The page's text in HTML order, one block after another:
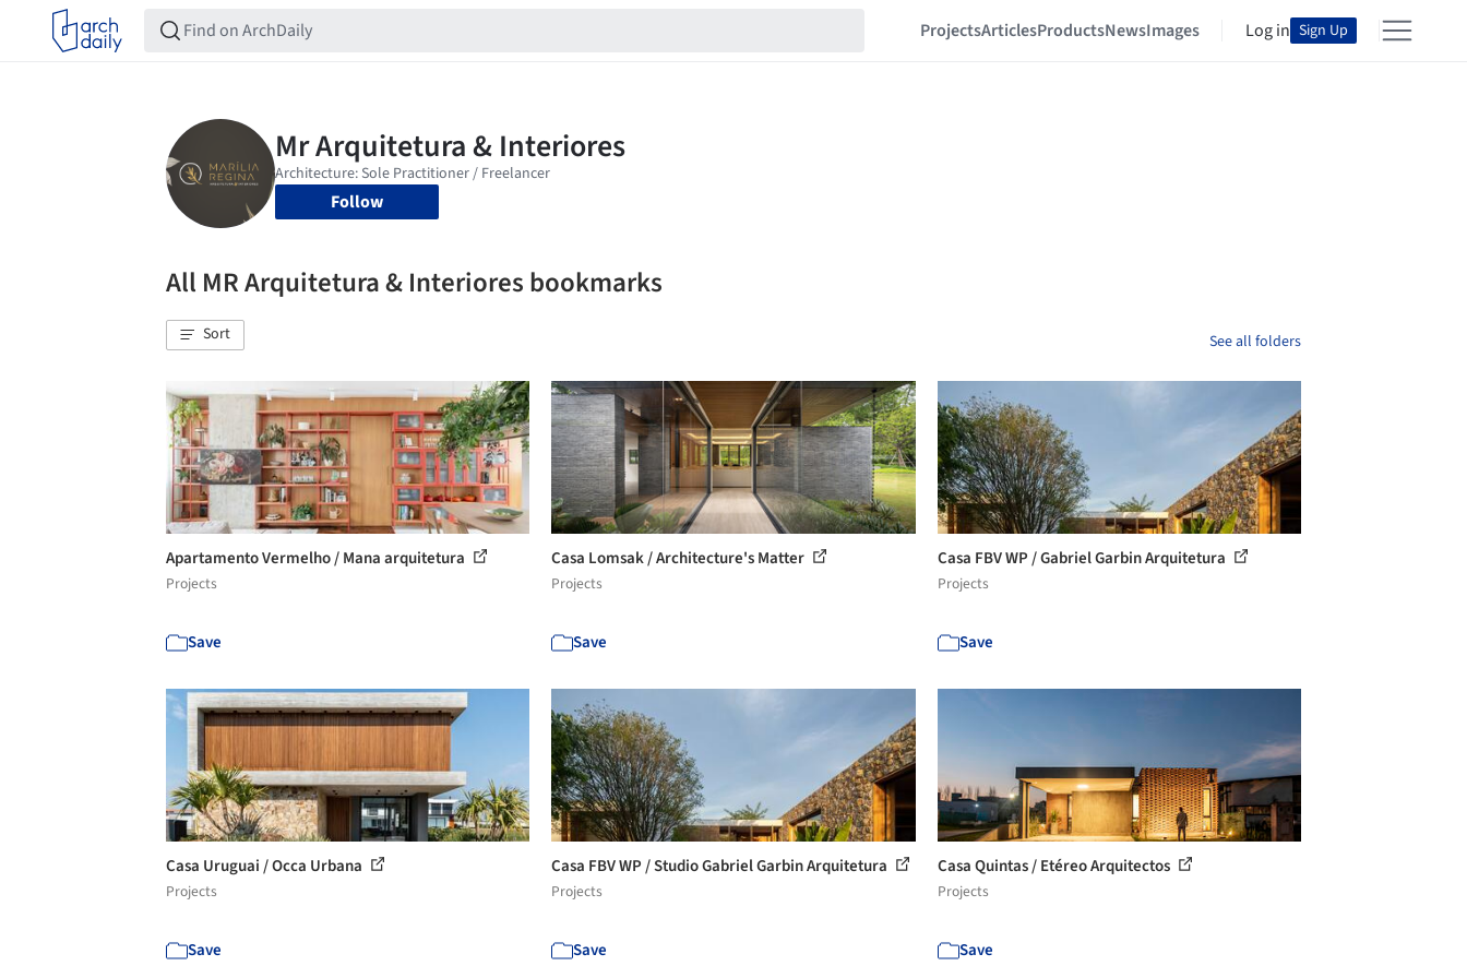
ProjectsArticlesProductsNewsImages Log in Sign Up
Follow
All MR Arquitetura & Interiores bookmarks
Sort See all folders
Apartamento Vermelho / Mana arquitetura
Projects
Save
Casa Lomsak / Architecture's Matter
Projects
Save
Casa FBV WP / Gabriel Garbin Arquitetura
Projects
Save
Casa Uruguai / Occa Urbana
Projects
Save
Casa FBV WP / Studio Gabriel Garbin Arquitetura
Projects
Save
Casa Quintas / Etéreo Arquitectos
Projects
Save